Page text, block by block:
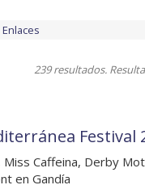
Enlaces
239 resultados.
Festival
Miss Caffeina, Derby
en Gandía